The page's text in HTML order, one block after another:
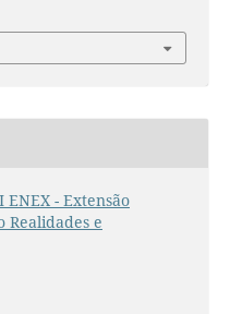
- Extensão
e